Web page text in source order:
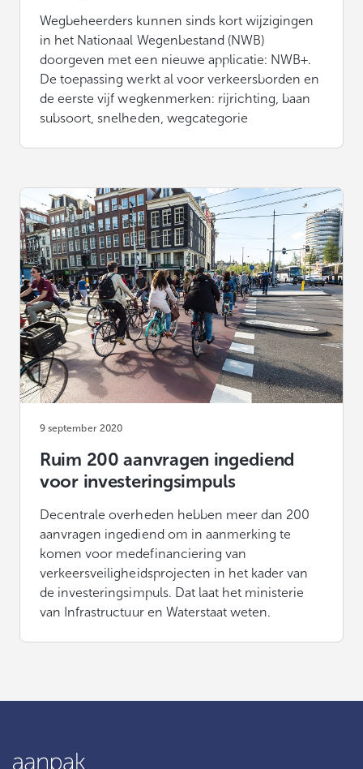
Wegbeheerders kunnen sinds kort wijzigingen
in het Nationaal Wegenbestand (NWB)
doorgeven met een nieuwe applicatie: NWB+.
De toepassing werkt al voor verkeersborden en
de eerste vijf wegkenmerken: rijrichting, baan
subsoort, snelheden, wegcategorie
9 september 2020
Ruim 200 aanvragen ingediend
voor investeringsimpuls
Decentrale overheden hebben meer dan 200
aanvragen ingediend om in aanmerking te
komen voor medefinanciering van
verkeersveiligheidsprojecten in het kader van
de investeringsimpuls. Dat laat het ministerie
van Infrastructuur en Waterstaat weten.